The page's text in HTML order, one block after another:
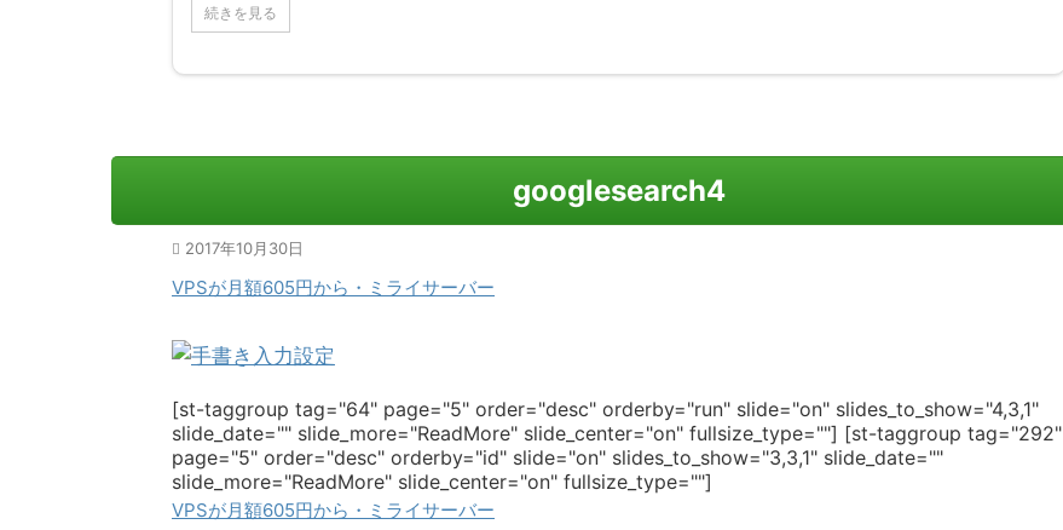
続きを見る
googlesearch4
2017年10月30日
VPSが月額605円から・ミライサーバー
[st-taggroup tag="64" page="5" order="desc" orderby="run" slide="on" slides_to_show="4,3,1"
slide_date="" slide_more="ReadMore" slide_center="on" fullsize_type=""] [st-taggroup tag="292"
page="5" order="desc" orderby="id" slide="on" slides_to_show="3,3,1" slide_date=""
slide_more="ReadMore" slide_center="on" fullsize_type=""]
VPSが月額605円から・ミライサーバー